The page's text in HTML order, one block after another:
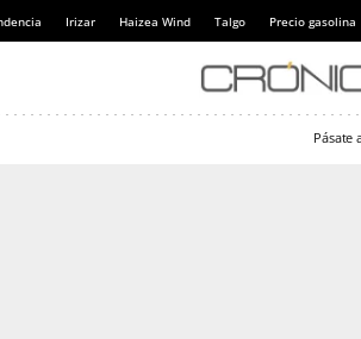
Irizar Haizea Wind Talgo Precio gasolina
Pásate